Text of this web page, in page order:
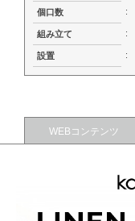
個口数 :
組み立て :
設置 :
WEBコンテンツ